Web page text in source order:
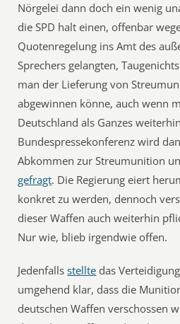
Nörgelei dann doch ein wenig
die SPD halt einen, offenbar
Quotenregelung ins Amt des
Sprechers gelangten,
man der Lieferung von
abgewinnen könne, auch wenn
Deutschland als Ganzes
Bundespressekonferenz wird
Abkommen zur Streumunition
gefragt. Die Regierung eiert
konkret zu werden, dennoch
dieser Waffen auch weiterhin
Nur wie, blieb irgendwie offen.
Jedenfallsstellte das
umgehend klar, dass die
deutschen Waffen verschossen